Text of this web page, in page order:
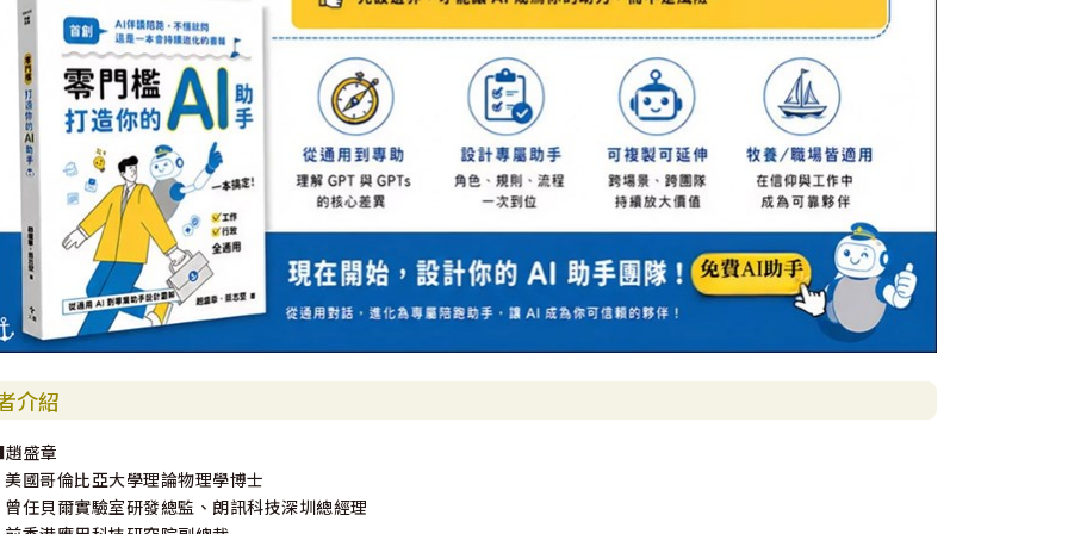
介紹
盛章
國哥倫比亞大學理論物理學博士
任貝爾實驗室研發總監、朗訊科技深圳總經理